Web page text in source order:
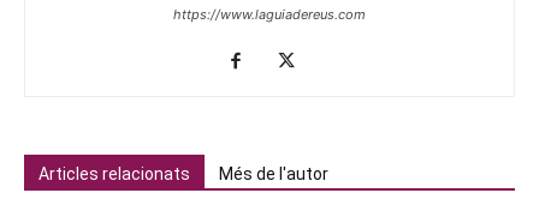
https://www.laguiadereus.com
Articles relacionats Més de l'autor